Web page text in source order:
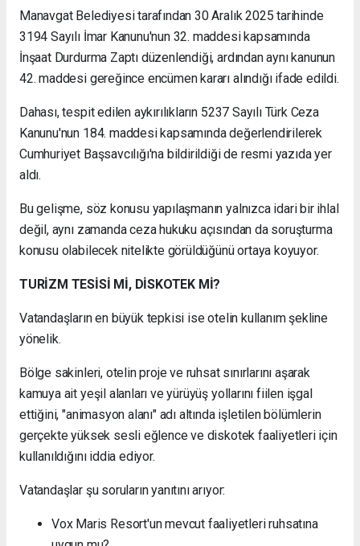
Manavgat Belediyesi tarafından 30 Aralık 2025 tarihinde
3194 Sayılı İmar Kanunu'nun 32. maddesi kapsamında
İnşaat Durdurma Zaptı düzenlendiği, ardından aynı kanunun
42. maddesi gereğince encümen kararı alındığı ifade edildi.
Dahası, tespit edilen aykırılıkların 5237 Sayılı Türk Ceza
Kanunu'nun 184. maddesi kapsamında değerlendirilerek
Cumhuriyet Başsavcılığı'na bildirildiği de resmi yazıda yer
aldı.
Bu gelişme, söz konusu yapılaşmanın yalnızca idari bir ihlal
değil, aynı zamanda ceza hukuku açısından da soruşturma
konusu olabilecek nitelikte görüldüğünü ortaya koyuyor.
TURİZM TESİSİ Mİ, DİSKOTEK Mİ?
Vatandaşların en büyük tepkisi ise otelin kullanım şekline
yönelik.
Bölge sakinleri, otelin proje ve ruhsat sınırlarını aşarak
kamuya ait yeşil alanları ve yürüyüş yollarını fiilen işgal
ettiğini, "animasyon alanı" adı altında işletilen bölümlerin
gerçekte yüksek sesli eğlence ve diskotek faaliyetleri için
kullanıldığını iddia ediyor.
Vatandaşlar şu soruların yanıtını arıyor:
Vox Maris Resort'un mevcut faaliyetleri ruhsatına